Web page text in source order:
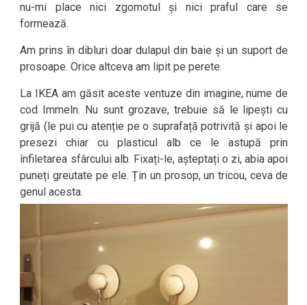
nu-mi place nici zgomotul și nici praful care se
formează.
Am prins în dibluri doar dulapul din baie și un suport de
prosoape. Orice altceva am lipit pe perete.
La IKEA am găsit aceste ventuze din imagine, nume de
cod Immeln. Nu sunt grozave, trebuie să le lipești cu
grijă (le pui cu atenție pe o suprafață potrivită și apoi le
presezi chiar cu plasticul alb ce le astupă prin
înfiletarea sfârcului alb. Fixați-le, așteptați o zi, abia apoi
puneți greutate pe ele. Țin un prosop, un tricou, ceva de
genul acesta.